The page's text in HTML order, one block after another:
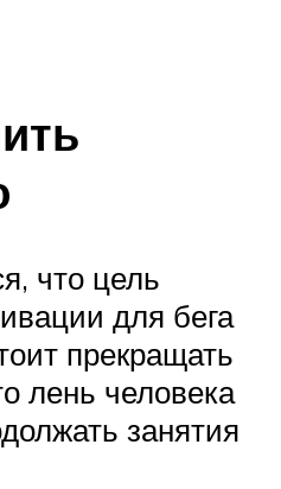
что цель
для бега
прекращать
лень человека
занятия